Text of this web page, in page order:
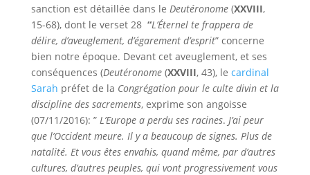
sanction est détaillée dans le Deutéronome(XXVIII,
15-68), dont le verset 28 “L’Éternel te frappera de
délire, d’aveuglement, d’égarement d’esprit” concerne
bien notre époque. Devant cet aveuglement, et ses
conséquences (Deutéronome(XXVIII, 43), le cardinal
Sarah préfet de la Congrégation pour le culte divin et la
discipline des sacrements, exprime son angoisse
(07/11/2016): ” L’Europe a perdu ses racines. J’ai peur
que l’Occident meure. Il y a beaucoup de signes. Plus de
natalité. Et vous êtes envahis, quand même, par d’autres
cultures, d’autres peuples, qui vont progressivement vous